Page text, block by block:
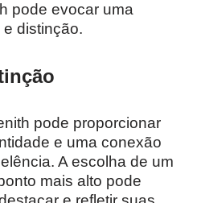
pode evocar uma
distinção.
pode proporcionar
e uma conexão
A escolha de um
mais alto pode